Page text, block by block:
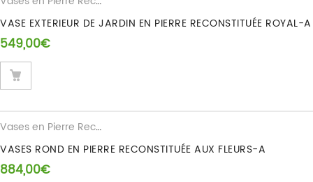
VASE EXTERIEUR DE JARDIN EN PIERRE RECONSTITUÉE ROYAL-A
549,00€
Vases en Pierre Reconstituee
VASES ROND EN PIERRE RECONSTITUÉE AUX FLEURS-A
884,00€